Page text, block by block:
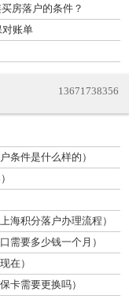
房落户的条件？
对账单
13671738356
条件是什么样的）
海积分落户办理流程）
需要多少钱一个月）
在）
卡需要更换吗）